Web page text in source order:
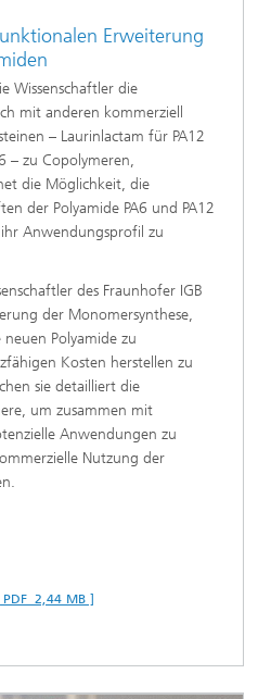
Erweiterung
Wissenschaftler die
mit anderen kommerziell
– Laurinlactam für PA12
– zu Copolymeren,
die Möglichkeit, die
der Polyamide PA6 und PA12
Anwendungsprofil zu
des Fraunhofer IGB
der Monomersynthese,
Polyamide zu
Kosten herstellen zu
sie detailliert die
um zusammen mit
Anwendungen zu
Nutzung der
2,44 MB ]